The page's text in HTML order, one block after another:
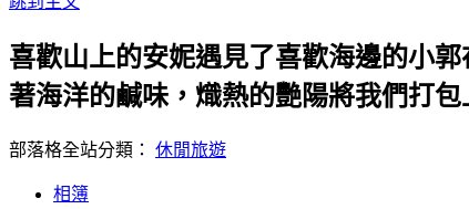
喜歡山上的安妮遇見了喜歡海邊的小
著海洋的鹹味，熾熱的艷陽將我們打包
部落格全站分類： 休閒旅遊
相簿